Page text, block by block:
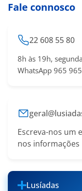
Fale connosco
22 608 55 80
8h às 19h,
WhatsApp 965
Escreva-nos um
nos informações
Lusíadas